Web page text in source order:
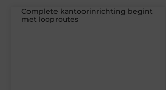
Complete kantoorinrichting begint
met looproutes